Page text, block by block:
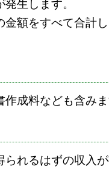
生します。
額をすべて合計
作成料なども含み
れるはずの収入